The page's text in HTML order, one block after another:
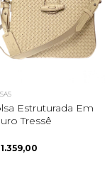
Estruturada Em
Tressê